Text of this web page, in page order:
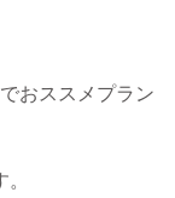
おススメプラン